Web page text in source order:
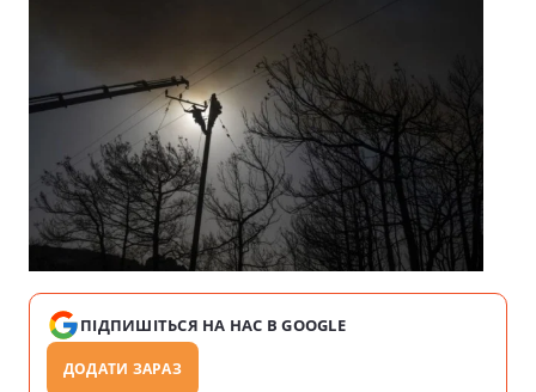
ПІДПИШІТЬСЯ НА НАС В GOOGLE
ДОДАТИ ЗАРАЗ